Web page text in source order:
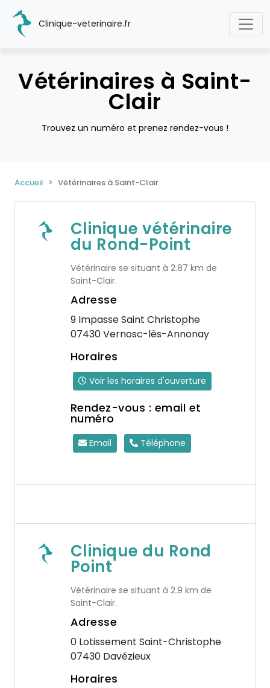
Clinique-veterinaire.fr
Vétérinaires à Saint-
Clair
Trouvez un numéro et prenez rendez-vous !
Accueil Vétérinaires à Saint-Clair
Clinique vétérinaire
du Rond-Point
Vétérinaire se situant à 2.87 km de
Saint-Clair.
Adresse
9 Impasse Saint Christophe
07430 Vernosc-lès-Annonay
Horaires
Voir les horaires d'ouverture
Rendez-vous : email et
numéro
Email Téléphone
Clinique du Rond
Point
Vétérinaire se situant à 2.9 km de
Saint-Clair.
Adresse
0 Lotissement Saint-Christophe
07430 Davézieux
Horaires